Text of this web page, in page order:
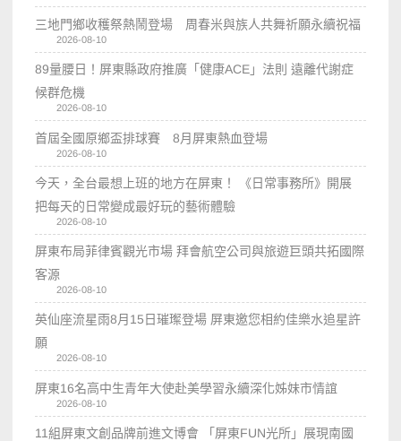
三地門鄉收穫祭熱鬧登場 周春米與族人共舞祈願永續祝福
2026-08-10
89量腰日！屏東縣政府推廣「健康ACE」法則 遠離代謝症
候群危機
2026-08-10
首屆全國原鄉盃排球賽 8月屏東熱血登場
2026-08-10
今天，全台最想上班的地方在屏東！ 《日常事務所》開展
把每天的日常變成最好玩的藝術體驗
2026-08-10
屏東布局菲律賓觀光市場 拜會航空公司與旅遊巨頭共拓國際
客源
2026-08-10
英仙座流星雨8月15日璀璨登場 屏東邀您相約佳樂水追星許
願
2026-08-10
屏東16名高中生青年大使赴美學習永續深化姊妹市情誼
2026-08-10
11組屏東文創品牌前進文博會 「屏東FUN光所」展現南國